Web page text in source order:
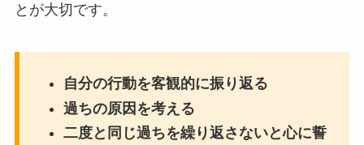
とが大切です。
自分の行動を客観的に振り返る
過ちの原因を考える
二度と同じ過ちを繰り返さないと心に誓